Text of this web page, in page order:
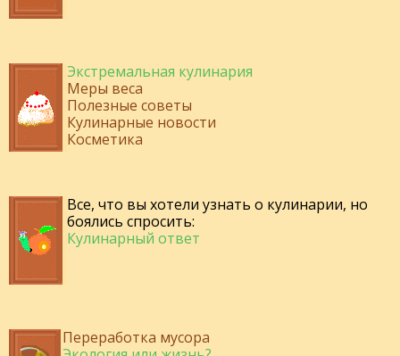
Экстремальная кулинария
Меры веса
Полезные советы
Кулинарные новости
Косметика
Все, что вы хотели узнать о кулинарии, но
боялись спросить:
Кулинарный ответ
Переработка мусора